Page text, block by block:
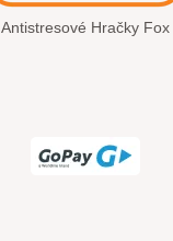
Antistresové Hračky Fox